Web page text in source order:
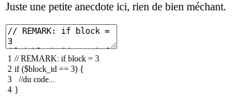
Juste une petite anecdote ici, rien de bien méchant.
1
2
3
4
// REMARK: if block = 3
if ($block_id == 3) {
//du code...
}